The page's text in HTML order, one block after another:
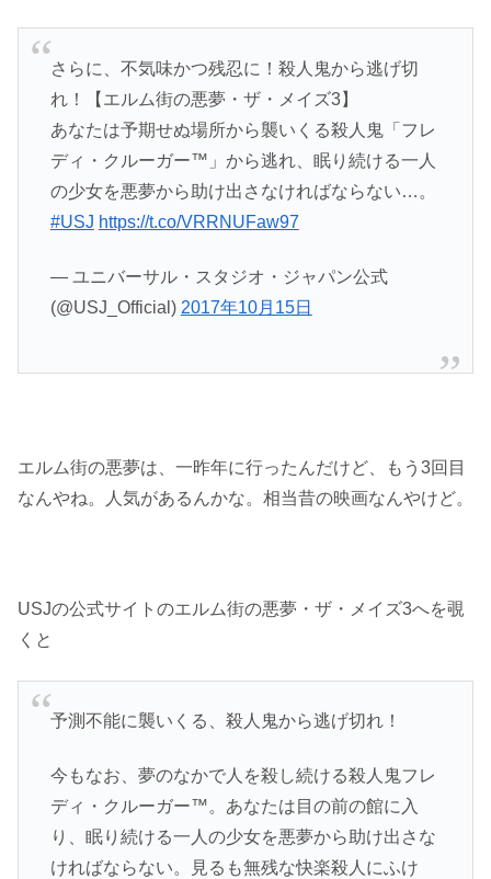
さらに、不気味かつ残忍に！殺人鬼から逃げ切
れ！【エルム街の悪夢・ザ・メイズ3】
あなたは予期せぬ場所から襲いくる殺人鬼「フレ
ディ・クルーガー™」から逃れ、眠り続ける一人
の少女を悪夢から助け出さなければならない…。
#USJ https://t.co/VRRNUFaw97
— ユニバーサル・スタジオ・ジャパン公式
(@USJ_Official) 2017年10月15日
エルム街の悪夢は、一昨年に行ったんだけど、もう3回目
なんやね。人気があるんかな。相当昔の映画なんやけど。
USJの公式サイトのエルム街の悪夢・ザ・メイズ3へを覗
くと
予測不能に襲いくる、殺人鬼から逃げ切れ！
今もなお、夢のなかで人を殺し続ける殺人鬼フレ
ディ・クルーガー™。あなたは目の前の館に入
り、眠り続ける一人の少女を悪夢から助け出さな
ければならない。見るも無残な快楽殺人にふけ